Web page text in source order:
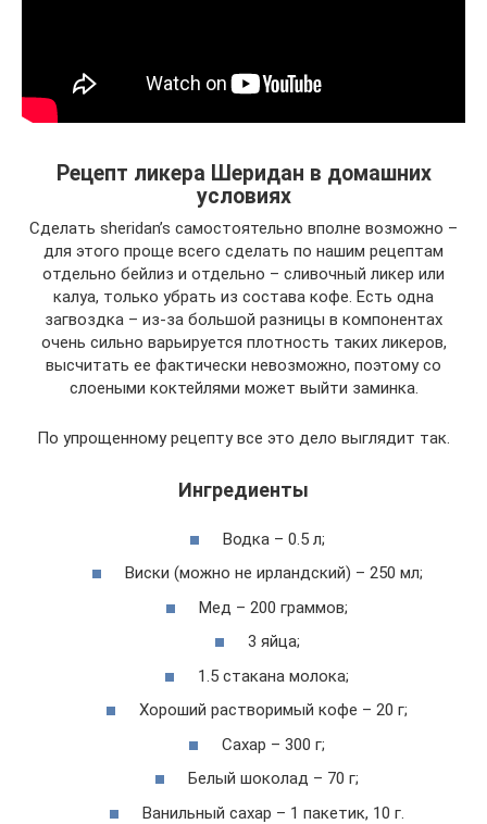
Рецепт ликера Шеридан в домашних
условиях
Сделать sheridan’s самостоятельно вполне возможно –
для этого проще всего сделать по нашим рецептам
отдельно бейлиз и отдельно – сливочный ликер или
калуа, только убрать из состава кофе. Есть одна
загвоздка – из-за большой разницы в компонентах
очень сильно варьируется плотность таких ликеров,
высчитать ее фактически невозможно, поэтому со
слоеными коктейлями может выйти заминка.
По упрощенному рецепту все это дело выглядит так.
Ингредиенты
Водка – 0.5 л;
Виски (можно не ирландский) – 250 мл;
Мед – 200 граммов;
3 яйца;
1.5 стакана молока;
Хороший растворимый кофе – 20 г;
Сахар – 300 г;
Белый шоколад – 70 г;
Ванильный сахар – 1 пакетик, 10 г.